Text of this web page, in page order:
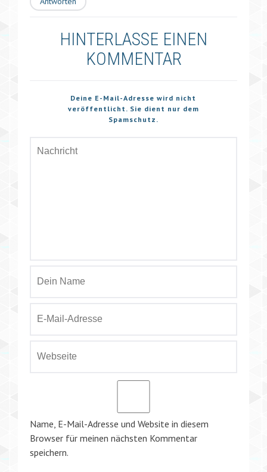
HINTERLASSE EINEN
KOMMENTAR
Deine E-Mail-Adresse wird nicht
veröffentlicht. Sie dient nur dem
Spamschutz.
Name, E-Mail-Adresse und Website in diesem
Browser für meinen nächsten Kommentar
speichern.